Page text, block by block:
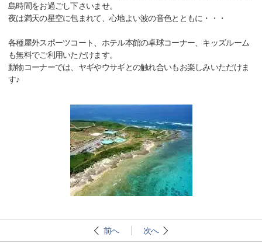
島時間をお過ごし下さいませ。
夜は満天の星空に包まれて、心地よい波の音色とともに・・・
各種屋外スポーツコート、ホテル本館の卓球コーナー、キッズルーム
も無料でご利用いただけます。
動物コーナーでは、ヤギやウサギとの触れ合いもお楽しみいただけま
す♪
前へ 次へ